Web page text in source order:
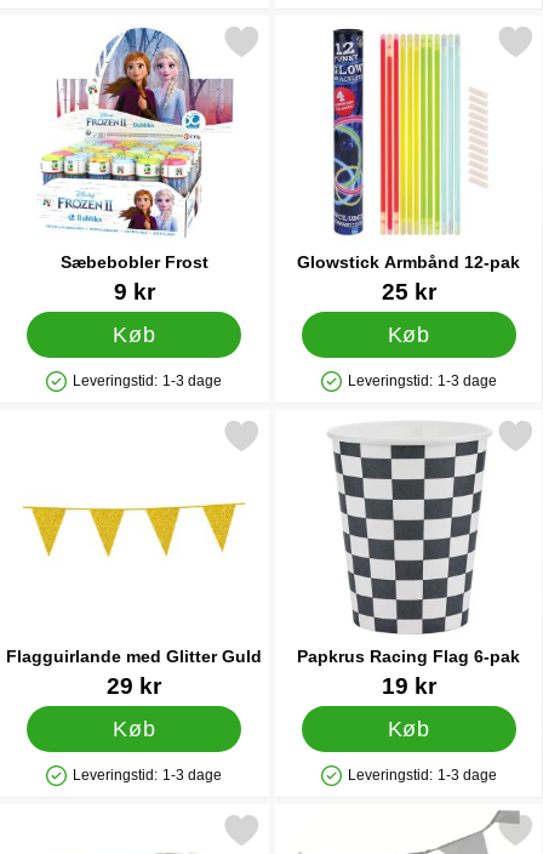
Sæbebobler Frost
Varenr 295939 kr
Køb
Produkttilgængelighed: På lager
Leveringstid: 1-3 dage
Markér sæbebobler Frost som favorit
Glowstick Armbånd 12-pak
Varenr 1683225 kr
Køb
Produkttilgængelighed: På lager
Leveringstid: 1-3 dage
Markér glowstick
Flagguirlande med Glitter Guld
Varenr 3150929 kr
Køb
Produkttilgængelighed: På lager
Leveringstid: 1-3 dage
Markér flagguirlande med Glitter Guld som favorit
Papkrus Racing Flag 6-pak
Varenr 8340919 kr
Køb
Produkttilgængelighed: På lager
Leveringstid: 1-3 dage
Markér papkrus Racing
aluminiumsforme med Låg 1,9L 3-pak som favorit
Markér vimpelguirlande